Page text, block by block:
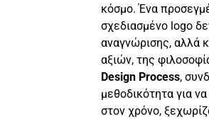
κόσμο. Ένα
σχεδιασμένο logo
αναγνώρισης, αλλά
αξιών, της
Design Process,
μεθοδικότητα για
στον χρόνο,